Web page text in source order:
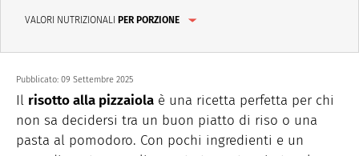
VALORI NUTRIZIONALI PER PORZIONE
Pubblicato: 09 Settembre 2025
Il risotto alla pizzaiola è una ricetta perfetta per chi
non sa decidersi tra un buon piatto di riso o una
pasta al pomodoro. Con pochi ingredienti e un